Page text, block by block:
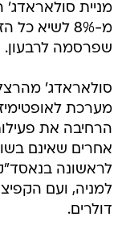
מניית
מ-8% לשיא
שפרסמה לרבעון.
סולאראדג'
מערכת
הרחיבה את
אחרים שאינם
דולרים.